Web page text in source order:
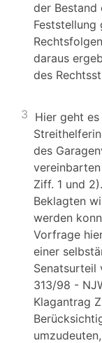
der Bestand
Feststellung
daraus
des
3 Hier geht
des
Ziff. 1 und
Beklagten
werden
Vorfrage
einer
Senatsurteil
313/98 -
Klagantrag